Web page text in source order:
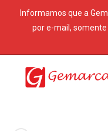
Informamos que a
por e-mail,